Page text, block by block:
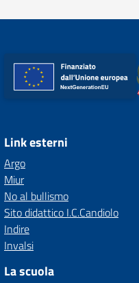
Link esterni
Argo
Miur
No al bullismo
Sito didattico I.C.Candiolo
Indire
Invalsi
La scuola